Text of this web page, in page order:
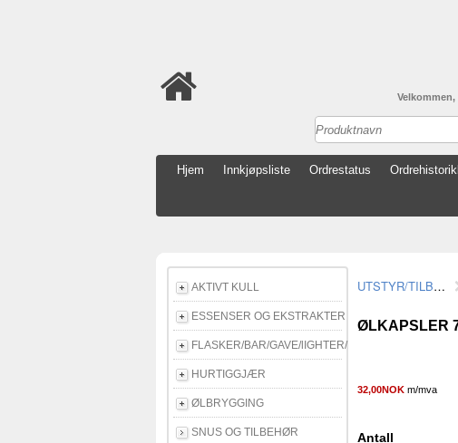
Hjem Innkjøpsliste Ordrestatus
AKTIVT KULL
ESSENSER OG EKSTRAKTER
FLASKER/BAR/GAVE/lIGHTER/E-CIGG
HURTIGGJÆR
ØLBRYGGING
SNUS OG TILBEHØR
UTSTYR/TILBEHØR
ØLKAPSLER
32,00NOK m/mva
Antall